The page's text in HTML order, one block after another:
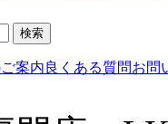
案内良くある質問お問